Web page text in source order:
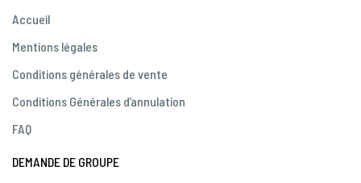
Accueil
Mentions légales
Conditions générales de vente
Conditions Générales d’annulation
FAQ
DEMANDE DE GROUPE